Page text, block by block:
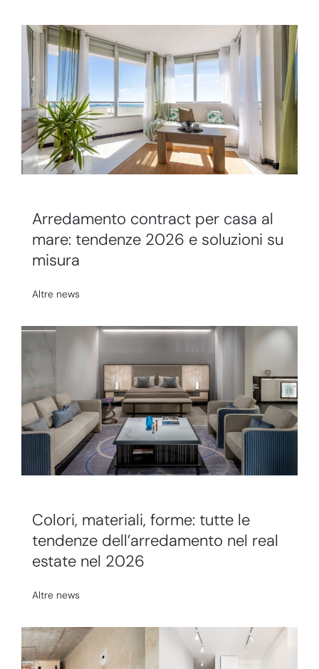
Arredamento contract per casa al
mare: tendenze 2026 e soluzioni su
misura
Altre news
Colori, materiali, forme: tutte le
tendenze dell’arredamento nel real
estate nel 2026
Altre news